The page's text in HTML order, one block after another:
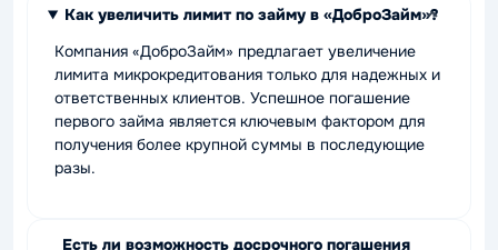
Как увеличить лимит по займу в «ДоброЗайм»?
Компания «ДоброЗайм» предлагает увеличение
лимита микрокредитования только для надежных и
ответственных клиентов. Успешное погашение
первого займа является ключевым фактором для
получения более крупной суммы в последующие
разы.
Есть ли возможность досрочного погашения